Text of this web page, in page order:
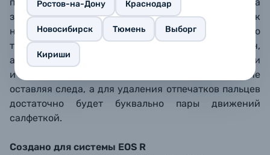
Ростов-на-Дону Краснодар
Новосибирск Тюмень Выборг
Кириши
защитное фторсодержащее покрытие нанесено как
на переднюю, так и на заднюю линзу. Это
твердое покрытие устойчиво к появлению царапин,
а также обладает олеофобными свойствами: брызги
и капли дождя на нем быстро сбегают вниз, не
оставляя следа, а для удаления отпечатков пальцев
достаточно будет буквально пары движений
салфеткой.
Создано для системы EOS R